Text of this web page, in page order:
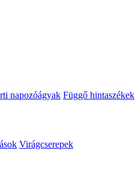
napozóágyak Függő hintaszékek
Virágcserepek